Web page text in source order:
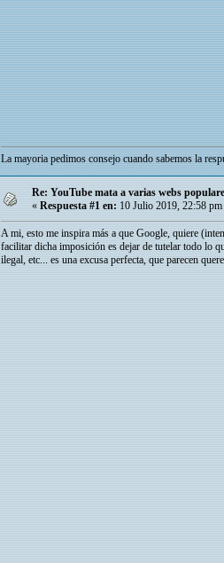
La mayoria pedimos consejo cuando sabemos la
Re: YouTube mata a varias webs
« Respuesta #1 en: 10 Julio 2019, 22:58
A mi, esto me inspira más a que Google, quiere
facilitar dicha imposición es dejar de tutelar todo lo
ilegal, etc... es una excusa perfecta, que parecen